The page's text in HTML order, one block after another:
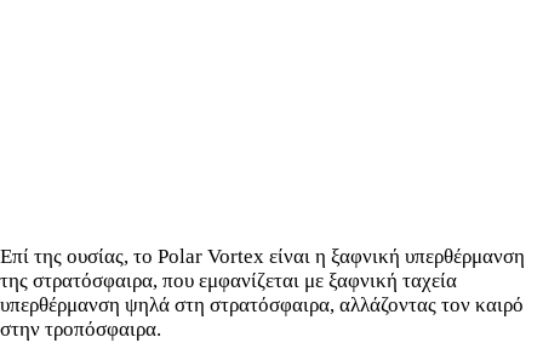
Επί της ουσίας, το Polar Vortex είναι η ξαφνική υπερθέρμανση
της στρατόσφαιρα, που εμφανίζεται με ξαφνική ταχεία
υπερθέρμανση ψηλά στη στρατόσφαιρα, αλλάζοντας τον καιρό
στην τροπόσφαιρα.